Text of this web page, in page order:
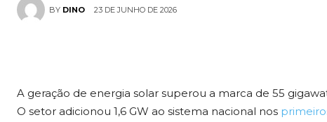
BY DINO 23 DE JUNHO DE 2026
A geração de energia solar superou a marca de 55
O setor adicionou 1,6 GW ao sistema nacional nos